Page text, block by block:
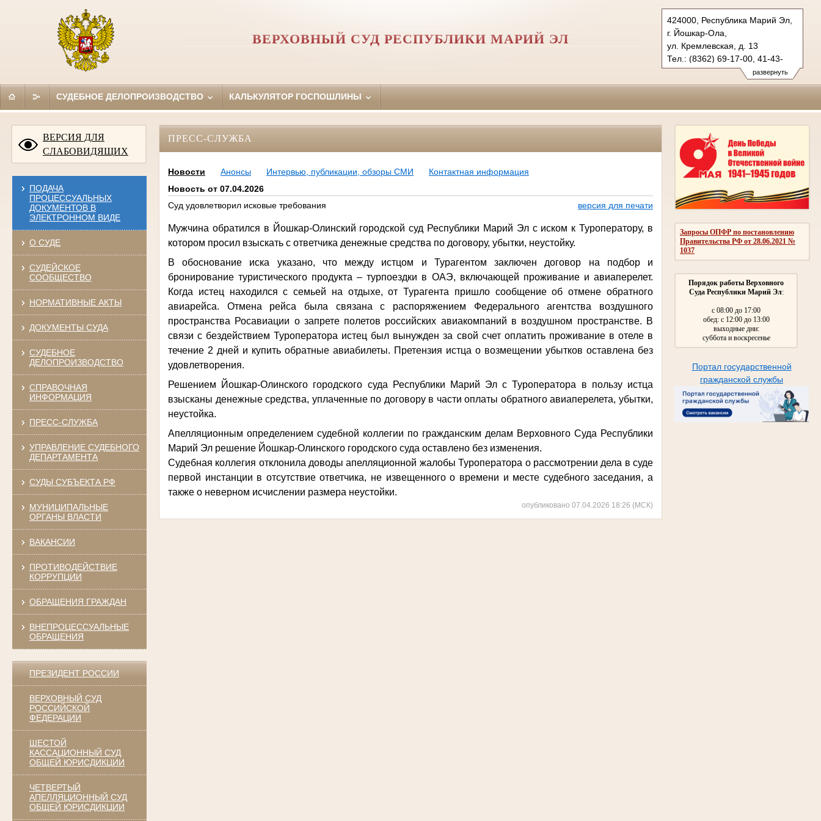
развернуть
424000, Республика Марий Эл,
г. Йошкар-Ола,
ул. Кремлевская, д. 13
Тел.: (8362) 69-17-00, 41-43-
89 (ф.)
vs.mari@sudrf.ru
ВЕРХОВНЫЙ СУД РЕСПУБЛИКИ МАРИЙ ЭЛ
СУДЕБНОЕ ДЕЛОПРОИЗВОДСТВО КАЛЬКУЛЯТОР ГОСПОШЛИНЫ
ВЕРСИЯ ДЛЯ
СЛАБОВИДЯЩИХ
ПОДАЧА
ПРОЦЕССУАЛЬНЫХ
ДОКУМЕНТОВ В
ЭЛЕКТРОННОМ ВИДЕ
О СУДЕ
СУДЕЙСКОЕ
СООБЩЕСТВО
НОРМАТИВНЫЕ АКТЫ
ДОКУМЕНТЫ СУДА
СУДЕБНОЕ
ДЕЛОПРОИЗВОДСТВО
СПРАВОЧНАЯ
ИНФОРМАЦИЯ
ПРЕСС-СЛУЖБА
УПРАВЛЕНИЕ СУДЕБНОГО
ДЕПАРТАМЕНТА
СУДЫ СУБЪЕКТА РФ
МУНИЦИПАЛЬНЫЕ
ОРГАНЫ ВЛАСТИ
ВАКАНСИИ
ПРОТИВОДЕЙСТВИЕ
КОРРУПЦИИ
ОБРАЩЕНИЯ ГРАЖДАН
ВНЕПРОЦЕССУАЛЬНЫЕ
ОБРАЩЕНИЯ
ПРЕЗИДЕНТ РОССИИ
ВЕРХОВНЫЙ СУД
РОССИЙСКОЙ
ФЕДЕРАЦИИ
ШЕСТОЙ
КАССАЦИОННЫЙ СУД
ОБЩЕЙ ЮРИСДИКЦИИ
ЧЕТВЕРТЫЙ
АПЕЛЛЯЦИОННЫЙ СУД
ОБЩЕЙ ЮРИСДИКЦИИ
Запросы ОПФР по постановлению
Правительства РФ от 28.06.2021 №
1037
Порядок работы Верховного
Суда Республики Марий Эл:
с 08:00 до 17:00
обед: с 12:00 до 13:00
выходные дни:
суббота и воскресенье
Портал государственной
гражданской службы
ПРЕСС-СЛУЖБА
Новости Анонсы Интервью, публикации, обзоры СМИ
Контактная информация
Новость от 07.04.2026
Суд удовлетворил исковые требования
версия для печати
Мужчина обратился в Йошкар-Олинский городской суд Республики Марий Эл с иском к Туроператору, в
котором просил взыскать с ответчика денежные средства по договору, убытки, неустойку.
В обоснование иска указано, что между истцом и Турагентом заключен договор на подбор и
бронирование туристического продукта – турпоездки в ОАЭ, включающей проживание и авиаперелет.
Когда истец находился с семьей на отдыхе, от Турагента пришло сообщение об отмене обратного
авиарейса. Отмена рейса была связана с распоряжением Федерального агентства воздушного
пространства Росавиации о запрете полетов российских авиакомпаний в воздушном пространстве. В
связи с бездействием Туроператора истец был вынужден за свой счет оплатить проживание в отеле в
течение 2 дней и купить обратные авиабилеты. Претензия истца о возмещении убытков оставлена без
удовлетворения.
Решением Йошкар-Олинского городского суда Республики Марий Эл с Туроператора в пользу истца
взысканы денежные средства, уплаченные по договору в части оплаты обратного авиаперелета, убытки,
неустойка.
Апелляционным определением судебной коллегии по гражданским делам Верховного Суда Республики
Марий Эл решение Йошкар-Олинского городского суда оставлено без изменения.
Судебная коллегия отклонила доводы апелляционной жалобы Туроператора о рассмотрении дела в суде
первой инстанции в отсутствие ответчика, не извещенного о времени и месте судебного заседания, а
также о неверном исчислении размера неустойки.
опубликовано 07.04.2026 18:26 (МСК)